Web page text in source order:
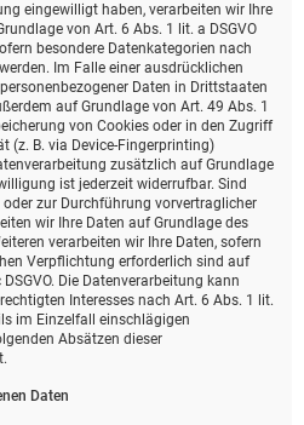
eingewilligt haben, verarbeiten wir Ihre
von Art. 6 Abs. 1 lit. a DSGVO
besondere Datenkategorien nach
Im Falle einer ausdrücklichen
Daten in Drittstaaten
auf Grundlage von Art. 49 Abs. 1
von Cookies oder in den Zugriff
(z. B. via Device-Fingerprinting)
zusätzlich auf Grundlage
ist jederzeit widerrufbar. Sind
oder zur Durchführung vorvertraglicher
wir Ihre Daten auf Grundlage des
verarbeiten wir Ihre Daten, sofern
Verpflichtung erforderlich sind auf
Die Datenverarbeitung kann
Interesses nach Art. 6 Abs. 1 lit.
im Einzelfall einschlägigen
Absätzen dieser
Daten